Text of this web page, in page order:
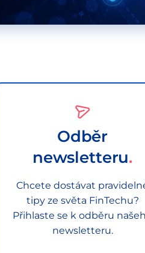
Odběr
newsletteru
Chcete dostávat
tipy ze světa FinTechu?
Přihlaste se k odběru
newsletteru.